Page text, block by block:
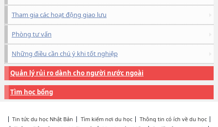
Tham gia các hoạt động giao lưu
Phòng tư vấn
Những điều cần chú ý khi tốt nghiệp
Quản lý rủi ro dành cho người nước ngoài
Tìm học bổng
Tin tức du học Nhật Bản Tìm kiếm nơi du học
Thông tin có ích về du học